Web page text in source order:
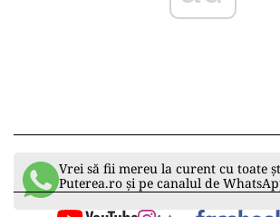
La ultimele alegeri parlamentare și